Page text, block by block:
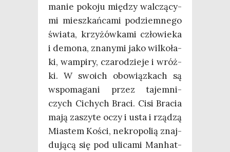
ma­nie poko­ju mię­dzy wal­czą­cy­
mi miesz­kań­ca­mi pod­ziem­ne­go
świa­ta, krzy­żów­ka­mi czło­wie­ka
i demo­na, zna­ny­mi jako wil­ko­ła­
ki, wam­pi­ry, cza­ro­dzie­je i wróż­
ki. W swo­ich obo­wiąz­kach są
wspo­ma­ga­ni przez tajem­ni­
czych Cichych Bra­ci. Cisi Bra­cia
mają zaszy­te oczy i usta i rzą­dzą
Mia­stem Kości, nekro­po­lią znaj­
du­ją­cą się pod uli­ca­mi Man­hat­